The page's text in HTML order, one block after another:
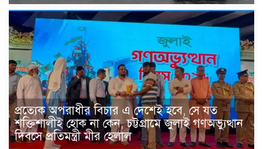
প্রত্যেক অপরাধীর বিচার এ দেশেই হবে, সে যত
শক্তিশালীই হোক না কেন, চট্টগ্রামে জুলাই গণঅভ্যুত্থান
দিবসে প্রতিমন্ত্রী মীর হেলাল